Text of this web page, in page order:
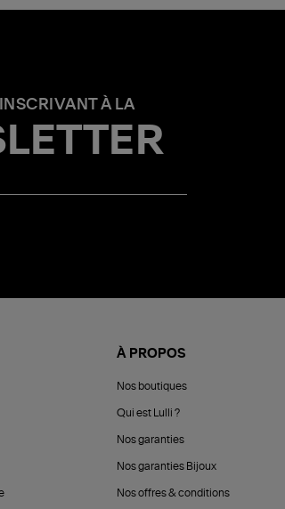
À LA
À PROPOS
Nos boutiques
Qui est Lulli ?
Nos garanties
Nos garanties Bijoux
Nos offres & conditions